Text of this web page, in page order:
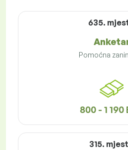
635.
Pomoćna
800 - 1 190
315.